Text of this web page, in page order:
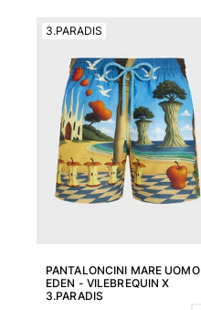
PANTALONCINI MARE UOMO
EDEN - VILEBREQUIN X
3.PARADIS
3.PARADIS